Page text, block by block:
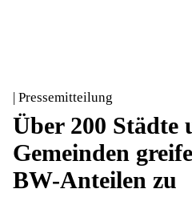
| Pressemitteilung
Über 200 Städte
Gemeinden
BW-Anteilen zu